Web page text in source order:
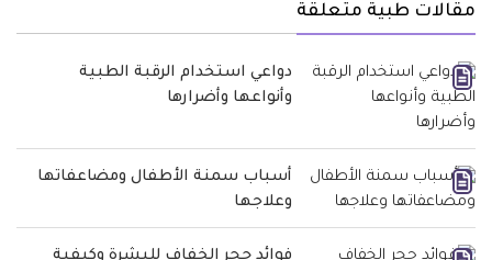
مقالات طبية متعلقة
دواعي استخدام الرقبة الطبية
وأنواعها وأضرارها
أسباب سمنة الأطفال ومضاعفاتها
وعلاجها